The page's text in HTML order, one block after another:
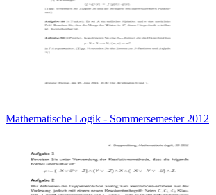
Mathematische Logik - Sommersemester 2012